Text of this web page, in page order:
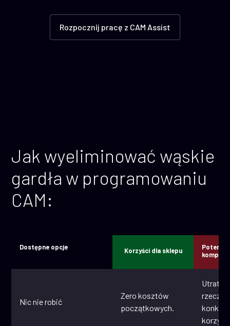
Rozpocznij pracę z CAM Assist
Jak wyeliminować wąskie
gardła w programowaniu
CAM:
Dostępne opcje Korzyści dla sklepu
Nic nie robić
Zero kosztów
początkowych.
Utrata
rzecz